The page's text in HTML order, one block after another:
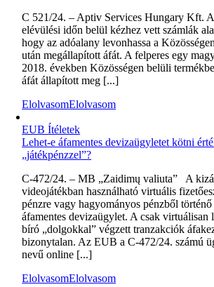
C 521/24. – Aptiv Services Hungary Kft.
elévülési időn belül kézhez vett számlák
hogy az adóalany levonhassa a
után megállapított áfát. A felperes egy
2018. években Közösségen belüli
áfát állapított meg [...]
ElolvasomElolvasom
EUB Ítéletek
Lehet-e áfamentes devizaügyletet kötni
„játékpénzzel”?
C‑472/24. – MB „Zaidimų valiuta” A
videojátékban használható virtuális
pénzre vagy hagyományos pénzből történő
áfamentes devizaügylet. A csak virtuálisan
bíró „dolgokkal” végzett tranzakciók
bizonytalan. Az EUB a C-472/24. számú
nevű online [...]
ElolvasomElolvasom